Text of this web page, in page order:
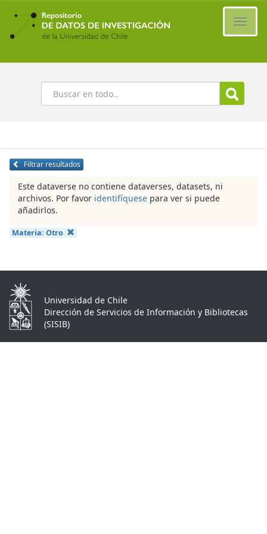
Ir
contenido
principal
Buscar
Filtrar resultados
Este dataverse no contiene dataverses, datasets, ni
archivos. Por favor identifíquese para ver si puede
añadirlos.
Materia: Otro
Universidad de Chile
Dirección de Servicios de Información y Bibliotecas
(SISIB)